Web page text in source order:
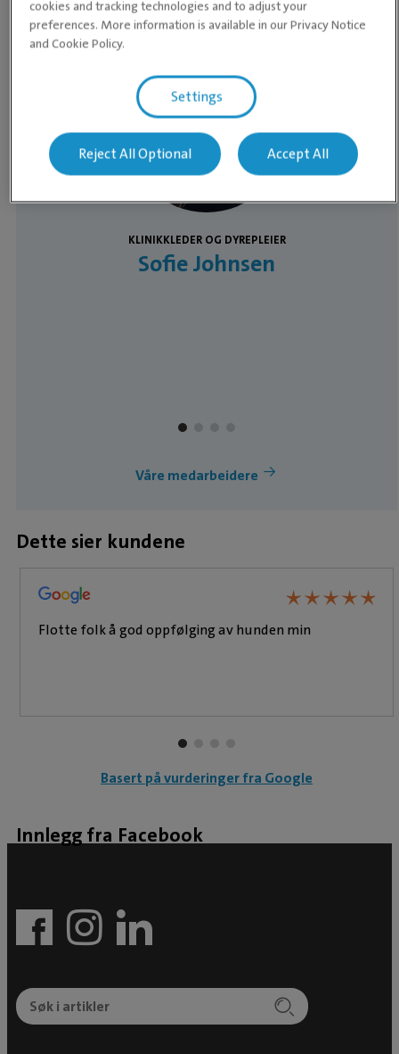
KLINIKKLEDER OG DYREPLEIER
Sofie Johnsen
Våre medarbeidere
Dette sier kundene
★★★★★
★★★★★
Flotte folk å god oppfølging av hunden min
Basert på vurderinger fra Google
Innlegg fra Facebook
cookies and tracking technologies and to adjust your
preferences. More information is available in our Privacy Notice
and Cookie Policy.
Settings
Reject All Optional Accept All